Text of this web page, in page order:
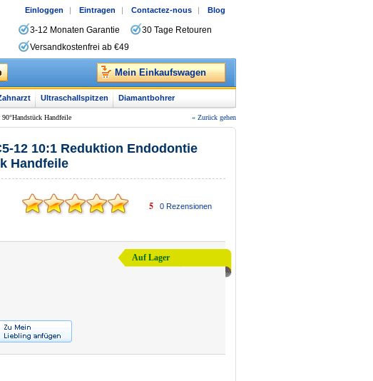
Einloggen | Eintragen | Contactez-nous | Blog
3-12 Monaten Garantie
30 Tage Retouren
Versandkostenfrei ab €49
Mein Einkaufswagen
Ultraschallspitzen Diamantbohrer
Handfeile « Zurück gehen
12 10:1 Reduktion Endodontie
Handfeile
5 0Rezensionen
Auf Lager